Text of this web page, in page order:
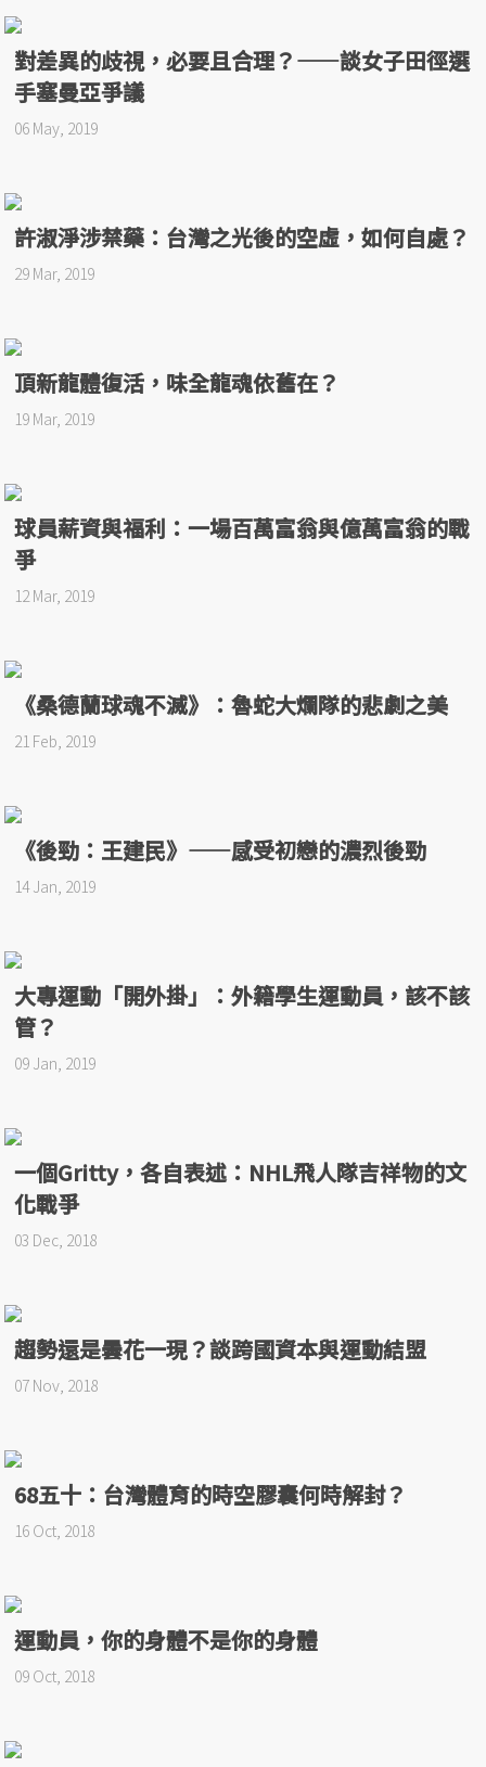
對差異的歧視，必要且合理？——談女子田徑選
手塞曼亞爭議
06 May, 2019
許淑淨涉禁藥：台灣之光後的空虛，如何自處？
29 Mar, 2019
頂新龍體復活，味全龍魂依舊在？
19 Mar, 2019
球員薪資與福利：一場百萬富翁與億萬富翁的戰
爭
12 Mar, 2019
《桑德蘭球魂不滅》：魯蛇大爛隊的悲劇之美
21 Feb, 2019
《後勁：王建民》——感受初戀的濃烈後勁
14 Jan, 2019
大專運動「開外掛」：外籍學生運動員，該不該
管？
09 Jan, 2019
一個Gritty，各自表述：NHL飛人隊吉祥物的文
化戰爭
03 Dec, 2018
趨勢還是曇花一現？談跨國資本與運動結盟
07 Nov, 2018
68五十：台灣體育的時空膠囊何時解封？
16 Oct, 2018
運動員，你的身體不是你的身體
09 Oct, 2018